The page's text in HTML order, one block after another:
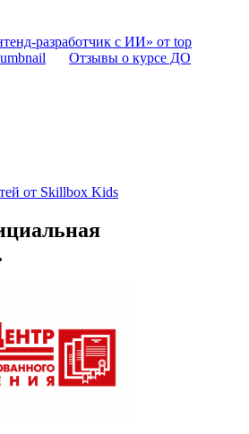
разработчик с ИИ» от top
Отзывы о курсе ДО
от Skillbox Kids